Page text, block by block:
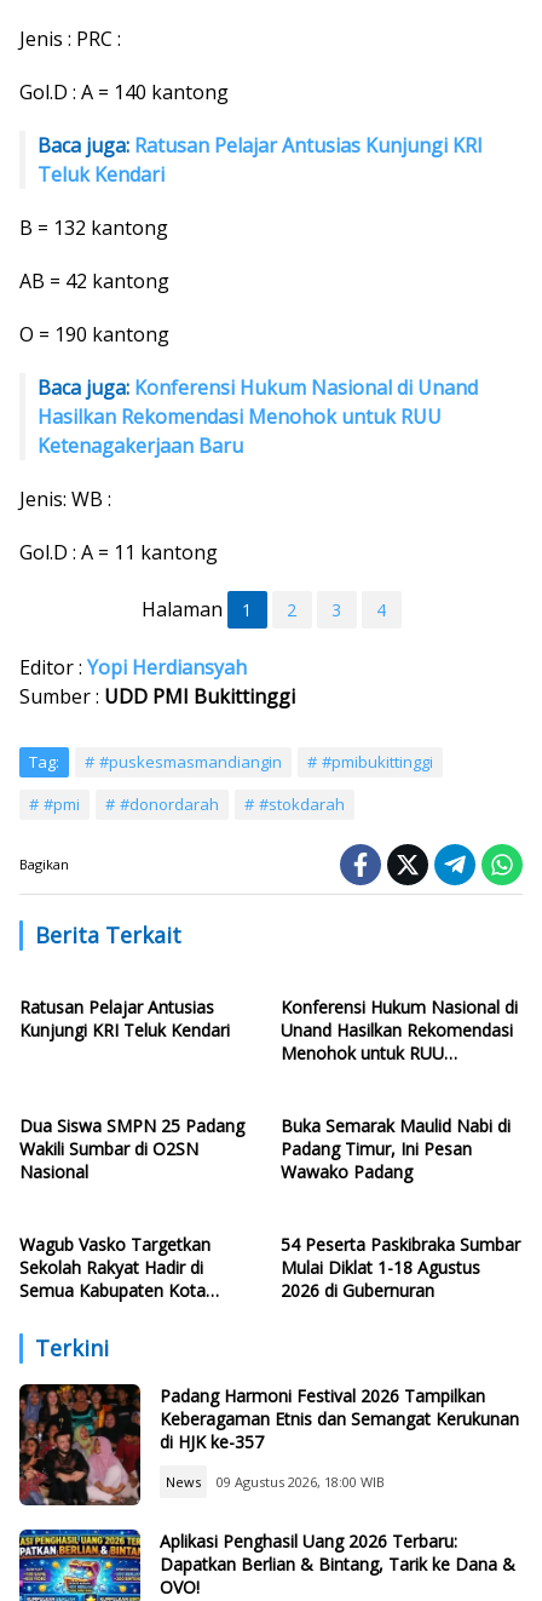
Jenis : PRC :
Gol.D : A = 140 kantong
Baca juga: Ratusan Pelajar Antusias Kunjungi KRI
Teluk Kendari
B = 132 kantong
AB = 42 kantong
O = 190 kantong
Baca juga: Konferensi Hukum Nasional di Unand
Hasilkan Rekomendasi Menohok untuk RUU
Ketenagakerjaan Baru
Jenis: WB :
Gol.D : A = 11 kantong
Halaman 1 2 3 4
Editor : Yopi Herdiansyah
Sumber : UDD PMI Bukittinggi
Tag: #puskesmasmandiangin
#pmibukittinggi
#pmi
#donordarah #stokdarah
Bagikan
Berita Terkait
Ratusan Pelajar Antusias
Kunjungi KRI Teluk Kendari
Konferensi Hukum Nasional di
Unand Hasilkan Rekomendasi
Menohok untuk RUU
Dua Siswa SMPN 25 Padang
Wakili Sumbar di O2SN
Nasional
Buka Semarak Maulid Nabi di
Padang Timur, Ini Pesan
Wawako Padang
Wagub Vasko Targetkan
Sekolah Rakyat Hadir di
Semua Kabupaten Kota
54 Peserta Paskibraka Sumbar
Mulai Diklat 1-18 Agustus
2026 di Gubernuran
Terkini
Padang Harmoni Festival 2026 Tampilkan
Keberagaman Etnis dan Semangat Kerukunan
di HJK ke-357
News 09 Agustus 2026, 18:00 WIB
Aplikasi Penghasil Uang 2026 Terbaru:
Dapatkan Berlian & Bintang, Tarik ke Dana &
OVO!